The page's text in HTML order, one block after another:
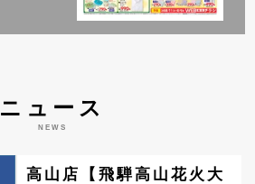
ニュース
NEWS
高山店【飛騨高山花火大